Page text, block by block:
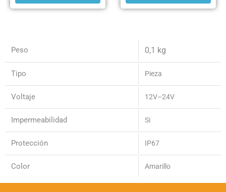
Peso 0,1 kg
Tipo Pieza
Voltaje 12V–24V
Impermeabilidad Si
Protección IP67
Color Amarillo